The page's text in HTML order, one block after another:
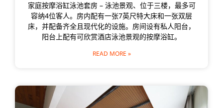
家庭按摩浴缸泳池套房 – 泳池景观、位于三楼，最多可
容纳4位客人。房内配有一张7英尺特大床和一张双层
床，并配备齐全且现代化的设施。房间设有私人阳台，
阳台上配有可欣赏酒店泳池景观的按摩浴缸。
READ MORE »